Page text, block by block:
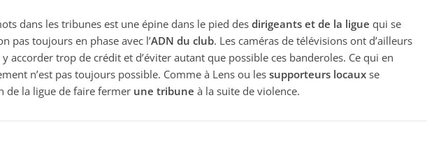
dans les tribunes est une épine dans le pied des dirigeants et de la ligue qui se
pas toujours en phase avec l’ADN du club. Les caméras de télévisions ont d’ailleurs
accorder trop de crédit et d’éviter autant que possible ces banderoles. Ce qui en
n’est pas toujours possible. Comme à Lens ou les supporteurs locaux se
de la ligue de faire fermer une tribune à la suite de violence.